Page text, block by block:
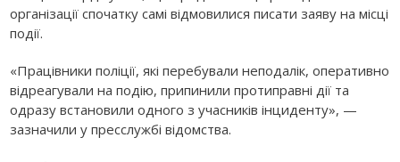
організації спочатку самі відмовилися писати заяву на місці
події.
«Працівники поліції, які перебували неподалік, оперативно
відреагували на подію, припинили протиправні дії та
одразу встановили одного з учасників інциденту», —
зазначили у пресслужбі відомства.